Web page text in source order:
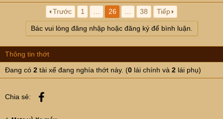
Trước 1 26 38 Tiếp
Bác vui lòng đăng nhập hoặc đăng ký để bình luận.
Thông tin thớt
Đang có 2 tài xế đang nghía thớt này. (0 lái chính và 2 lái phụ)
Chia sẻ: